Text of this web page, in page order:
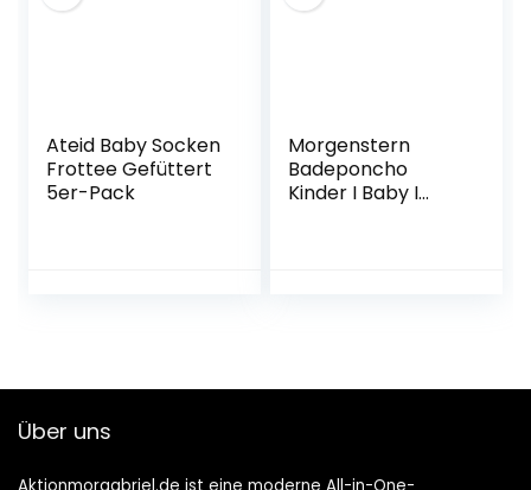
Ateid Baby Socken
Frottee Gefüttert
5er-Pack
Morgenstern
Badeponcho
Kinder I Baby I
Über uns